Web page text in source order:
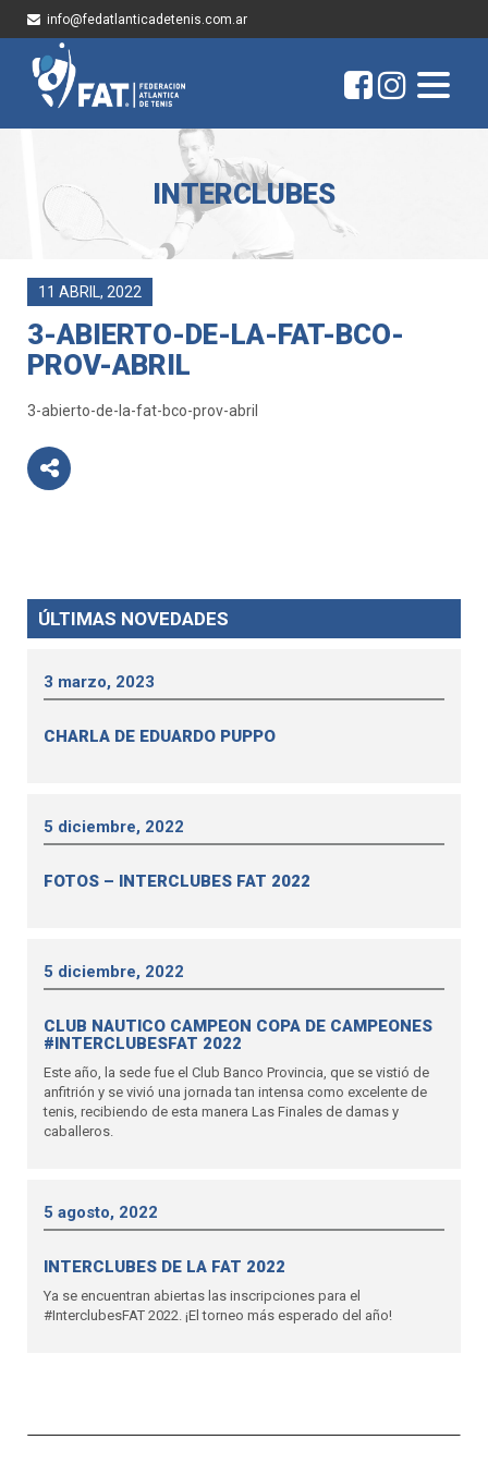
info@fedatlanticadetenis.com.ar
INTERCLUBES
11 ABRIL, 2022
3-ABIERTO-DE-LA-FAT-BCO-
PROV-ABRIL
3-abierto-de-la-fat-bco-prov-abril
ÚLTIMAS NOVEDADES
3 marzo, 2023
CHARLA DE EDUARDO PUPPO
5 diciembre, 2022
FOTOS – INTERCLUBES FAT 2022
5 diciembre, 2022
CLUB NAUTICO CAMPEON COPA DE CAMPEONES
#INTERCLUBESFAT 2022
Este año, la sede fue el Club Banco Provincia, que se vistió de
anfitrión y se vivió una jornada tan intensa como excelente de
tenis, recibiendo de esta manera Las Finales de damas y
caballeros.
5 agosto, 2022
INTERCLUBES DE LA FAT 2022
Ya se encuentran abiertas las inscripciones para el
#InterclubesFAT 2022. ¡El torneo más esperado del año!